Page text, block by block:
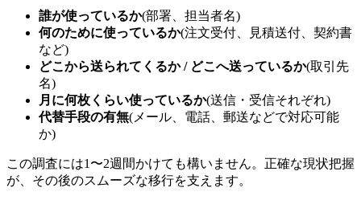
誰が使っているか(部署、担当者名)
何のために使っているか(注文受付、見積送付、契約書
など)
どこから送られてくるか / どこへ送っているか(取引先
名)
月に何枚くらい使っているか(送信・受信それぞれ)
代替手段の有無(メール、電話、郵送などで対応可能
か)
この調査には1〜2週間かけても構いません。正確な現状把握
が、その後のスムーズな移行を支えます。